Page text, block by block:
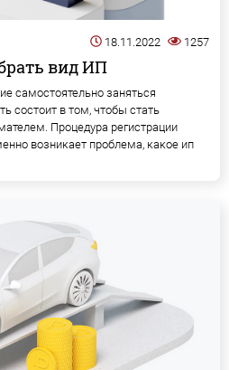
18.11.2022 1257
вид ИП
самостоятельно заняться
состоит в том, чтобы стать
Процедура регистрации
возникает проблема, какое ип